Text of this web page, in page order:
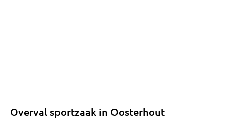
Overval sportzaak in Oosterhout